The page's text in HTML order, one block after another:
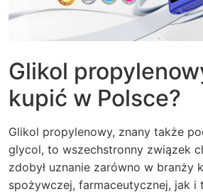
Glikol
kupić w Polsce?
Glikol propylenowy, znany także
glycol, to wszechstronny związek
zdobył uznanie zarówno w branży
spożywczej, farmaceutycznej, jak i